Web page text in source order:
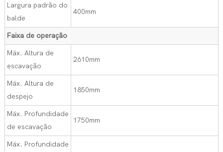
Largura padrão do
balde
400mm
Faixa de operação
Máx. Altura de
escavação
2610mm
Máx. Altura de
despejo
1850mm
Máx. Profundidade
de escavação
1750mm
Máx. Profundidade